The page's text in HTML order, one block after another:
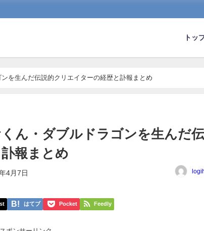
トッ
を生んだ伝説的クリエイターの経歴と訃報まとめ
ん・ダブルドラゴンを生んだ伝
報まとめ
4月7日
はてブ Pocket Feedly